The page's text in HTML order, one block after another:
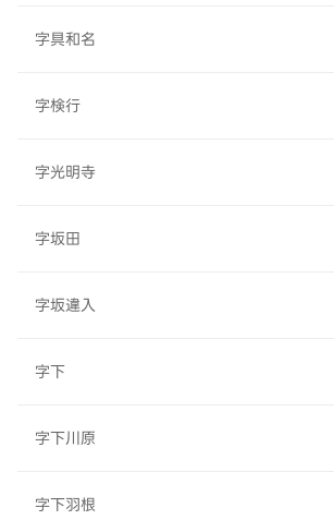
字具和名
字検行
字光明寺
字坂田
字坂違入
字下
字下川原
字下羽根